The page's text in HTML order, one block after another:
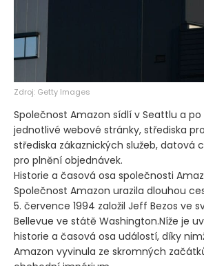
Zdroj: Getty Images
Společnost Amazon sídlí v Seattlu a
jednotlivé webové stránky, střediska
střediska zákaznických služeb, datová
pro plnění objednávek.
Historie a časová osa společnosti
Společnost Amazon urazila dlouhou
5. července 1994 založil Jeff Bezos ve
Bellevue ve státě Washington.Níže je
historie a časová osa událostí, díky
Amazon vyvinula ze skromných